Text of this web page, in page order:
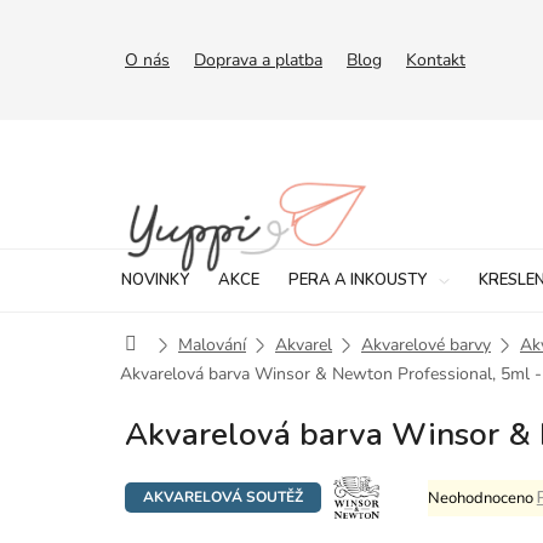
O nás Doprava a platba Blog Kontakt
NOVINKY AKCE PERA A INKOUSTY
DomůMalování Akvarel Akvarelové barvy
Akvarelová barva Winsor & Newton Professional, 5ml -
Akvarelová barva Winsor &
AKVARELOVÁ SOUTĚŽ
Průměrné
hodnocení
Neohodnoceno